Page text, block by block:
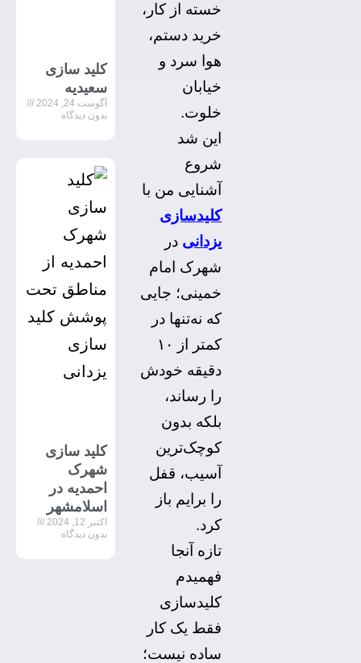
خسته از کار،
خرید دستم،
هوا سرد و
خیابان
خلوت.
این شد
شروع
آشنایی من با
کلیدسازی
یزدانی در
شهرک امام
خمینی؛ جایی
که نه‌تنها در
کمتر از ۱۰
دقیقه خودش
را رساند،
بلکه بدون
کوچک‌ترین
آسیب، قفل
را برایم باز
کرد.
تازه آنجا
فهمیدم
کلیدسازی
فقط یک کار
ساده نیست؛
کلید سازی
سعیدیه
آگوست 24, 2024
بدون دیدگاه
کلید سازی
شهرک
احمدیه در
اسلامشهر
اکتبر 12, 2024
بدون دیدگاه